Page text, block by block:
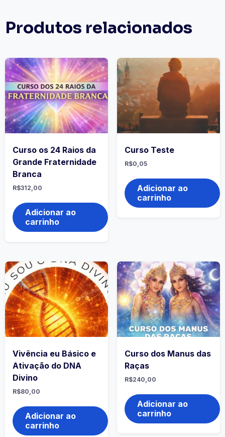
Produtos relacionados
Curso os 24 Raios da
Grande Fraternidade
Branca
R$312,00
Adicionar ao
carrinho
Curso Teste
R$0,05
Adicionar ao
carrinho
Vivência eu Básico e
Ativação do DNA
Divino
R$80,00
Adicionar ao
carrinho
Curso dos Manus das
Raças
R$240,00
Adicionar ao
carrinho